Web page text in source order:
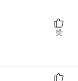
赞